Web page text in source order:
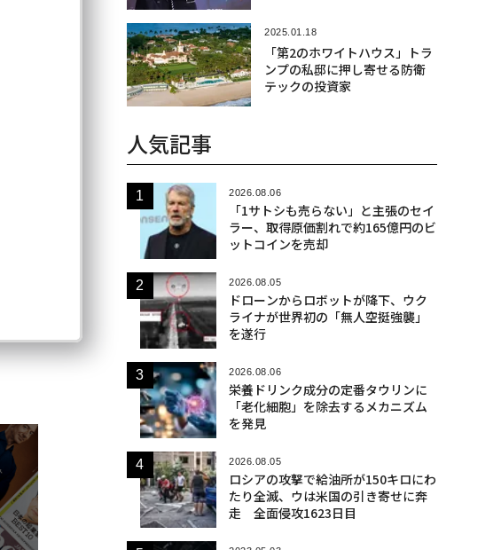
2025.01.18
「第2のホワイトハウス」トラ
ンプの私邸に押し寄せる防衛
テックの投資家
人気記事
2026.08.06
「1サトシも売らない」と主張のセイ
ラー、取得原価割れで約165億円のビ
ットコインを売却
2026.08.05
ドローンからロボットが降下、ウク
ライナが世界初の「無人空挺強襲」
を遂行
2026.08.06
栄養ドリンク成分の定番タウリンに
「老化細胞」を除去するメカニズム
を発見
2026.08.05
ロシアの攻撃で給油所が150キロにわ
たり全滅、ウは米国の引き寄せに奔
走 全面侵攻1623日目